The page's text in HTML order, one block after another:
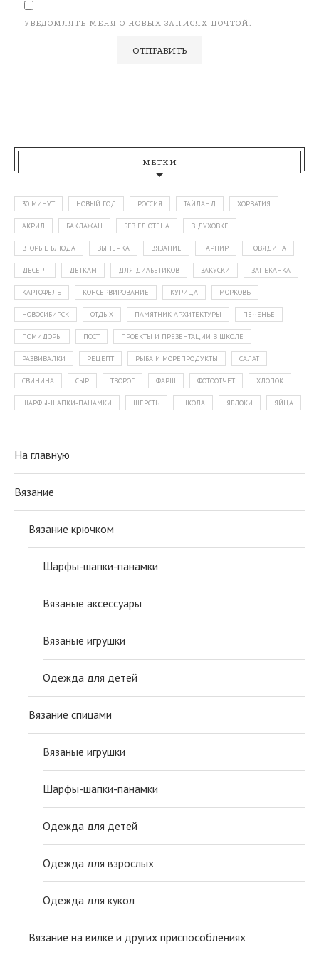
УВЕДОМЛЯТЬ МЕНЯ О НОВЫХ ЗАПИСЯХ ПОЧТОЙ.
МЕТКИ
30 МИНУТ НОВЫЙ ГОД РОССИЯ ТАЙЛАНД ХОРВАТИЯ
АКРИЛ БАКЛАЖАН БЕЗ ГЛЮТЕНА В ДУХОВКЕ
ВТОРЫЕ БЛЮДА ВЫПЕЧКА ВЯЗАНИЕ ГАРНИР ГОВЯДИНА
ДЕСЕРТ ДЕТКАМ ДЛЯ ДИАБЕТИКОВ ЗАКУСКИ ЗАПЕКАНКА
КАРТОФЕЛЬ КОНСЕРВИРОВАНИЕ КУРИЦА МОРКОВЬ
НОВОСИБИРСК ОТДЫХ ПАМЯТНИК АРХИТЕКТУРЫ ПЕЧЕНЬЕ
ПОМИДОРЫ ПОСТ ПРОЕКТЫ И ПРЕЗЕНТАЦИИ В ШКОЛЕ
РАЗВИВАЛКИ РЕЦЕПТ РЫБА И МОРЕПРОДУКТЫ САЛАТ
СВИНИНА СЫР ТВОРОГ ФАРШ ФОТООТЧЕТ ХЛОПОК
ШАРФЫ-ШАПКИ-ПАНАМКИ ШЕРСТЬ ШКОЛА ЯБЛОКИ ЯЙЦА
На главную
Вязание
Вязание крючком
Шарфы-шапки-панамки
Вязаные аксессуары
Вязаные игрушки
Одежда для детей
Вязание спицами
Вязаные игрушки
Шарфы-шапки-панамки
Одежда для детей
Одежда для взрослых
Одежда для кукол
Вязание на вилке и других приспособлениях